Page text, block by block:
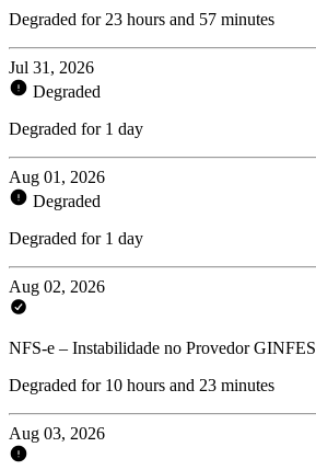
Degraded for 23 hours and 57 minutes
Jul 31, 2026
Degraded
Degraded for 1 day
Aug 01, 2026
Degraded
Degraded for 1 day
Aug 02, 2026
NFS-e – Instabilidade no Provedor GINFES
Degraded for 10 hours and 23 minutes
Aug 03, 2026